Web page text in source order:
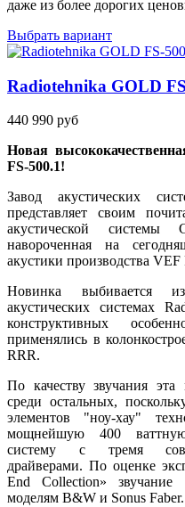
даже из более дорогих
Выбрать вариант
Radiotehnika GOLD
440 990 руб
Новая
FS-500.1!
Завод акустических
представляет своим
акустической
навороченная на
акустики производства
Новинка выбивается
акустических системах
конструктивных
применялись в
RRR.
По качеству звучания эта
среди остальных,
элементов "ноу-хау"
мощнейшую 400 ваттную
систему с тремя
драйверами. По оценке
End Collection»
моделям B&W и Sonus Faber.